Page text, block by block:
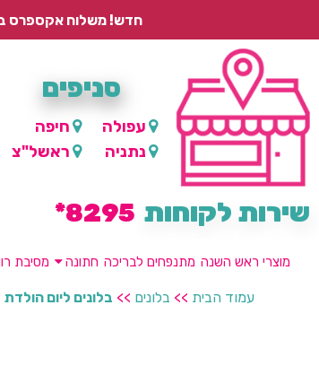
חדש! משלוח אקספרס בהתאם לרשימת היישובים – עד 2 ימי
סניפים
עפולה
חיפה
נתניה
ראשל"צ
שירות לקוחות 8295*
מוצרי ראש השנה מתנפחים לבריכה חתונה מסיבת
עמוד הבית >> בלונים >> בלונים ליום הולדת